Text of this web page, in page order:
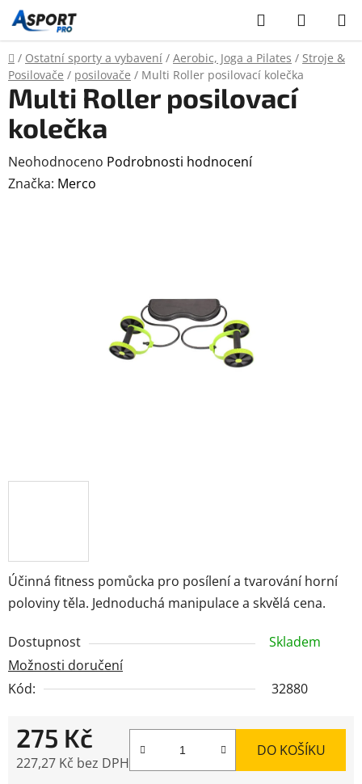
Přejít
na
obsah
Hledat
KOŠÍK
Domů
/ Ostatní sporty a vybavení / Aerobic, Joga a Pilates / Stroje &
Posilovače / posilovače / Multi Roller posilovací kolečka
Účinná fitness pomůcka pro posílení a tvarování horní
poloviny těla. Jednoduchá manipulace a skvělá cena.
Dostupnost
Skladem
Možnosti doručení
Kód:
32880
275 Kč
227,27 Kč bez DPH
DO KOŠÍKU
Multi Roller posilovací
kolečka
Průměrné
hodnocení
Neohodnoceno Podrobnosti hodnocení
Značka: Merco